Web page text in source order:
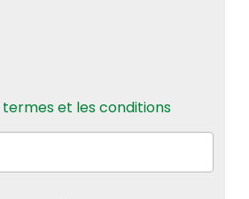
termes et les conditions